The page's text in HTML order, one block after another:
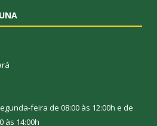
feira de 08:00 às 12:00h e de
às 14:00h